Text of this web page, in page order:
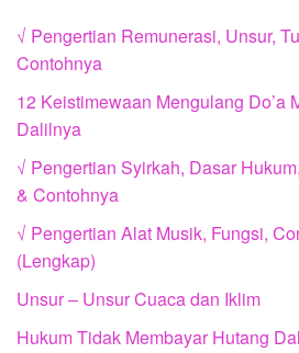
√ Pengertian Remunerasi, Unsur,
Contohnya
12 Keistimewaan Mengulang Do’a
Dalilnya
√ Pengertian Syirkah, Dasar
& Contohnya
√ Pengertian Alat Musik, Fungsi,
(Lengkap)
Unsur – Unsur Cuaca dan Iklim
Hukum Tidak Membayar Hutang